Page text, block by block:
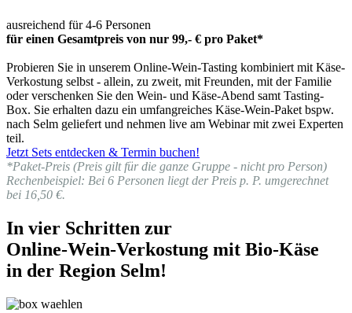
ausreichend für 4-6 Personen
für einen Gesamtpreis von nur 99,- € pro Paket*
Probieren Sie in unserem Online-Wein-Tasting kombiniert mit Käse-
Verkostung selbst - allein, zu zweit, mit Freunden, mit der Familie
oder verschenken Sie den Wein- und Käse-Abend samt Tasting-
Box. Sie erhalten dazu ein umfangreiches Käse-Wein-Paket bspw.
nach Selm geliefert und nehmen live am Webinar mit zwei Experten
teil.
Jetzt Sets entdecken & Termin buchen!
*Paket-Preis (Preis gilt für die ganze Gruppe - nicht pro Person)
Rechenbeispiel: Bei 6 Personen liegt der Preis p. P. umgerechnet
bei 16,50 €.
In vier Schritten zur
Online-Wein-Verkostung mit Bio-Käse
in der Region Selm!